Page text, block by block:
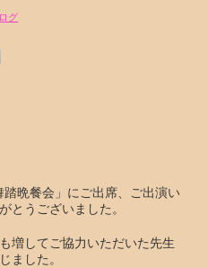
グ
晩餐会」にご出席、ご出演い
とうございました。
増してご協力いただいた先生
ました。